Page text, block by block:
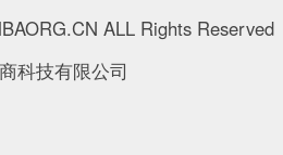
ALL Rights Reserved
科技有限公司